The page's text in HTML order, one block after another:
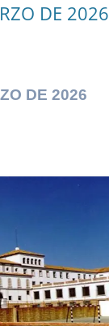
DE 2026
DE 2026